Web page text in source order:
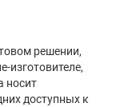
решении,
изготовителе,
носит
доступных к